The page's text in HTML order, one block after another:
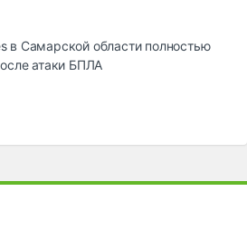
в Самарской области полностью
атаки БПЛА